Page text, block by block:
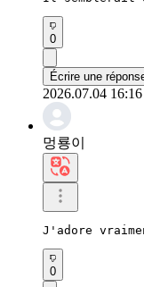
0
Écrire une
2026.07.04 16:16
멍룡이
J'adore
0